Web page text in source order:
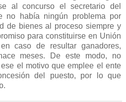
al concurso el secretario del
no había ningún problema por
de bienes al proceso siempre y
para constituirse en Unión
caso de resultar ganadores,
meses. De este modo, no
el motivo que emplee el ente
del puesto, por lo que